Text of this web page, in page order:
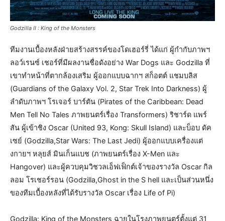
Godzilla II : King of the Monsters
ทีมงานเบื้องหลังฝ่ายสร้างสรรค์ของโดเฮอร์รี่ ได้แก่ ผู้กำกับภาพฯ
ลอว์เรนซ์ เชอร์ที่มีผลงานชื่อดังอย่าง War Dogs และ Godzilla ที่
เขาทำหน้าที่ตากล้องเสริม ผู้ออกแบบฉากฯ สก็อตต์ แชมบลิส
(Guardians of the Galaxy Vol. 2, Star Trek Into Darkness) ผู้
ลำดับภาพฯ โรเจอร์ บาร์ตัน (Pirates of the Caribbean: Dead
Men Tell No Tales ภาพยนตร์เรื่อง Transformers) ริชาร์ด แพร์
สัน ผู้เข้าชิง Oscar (United 93, Kong: Skull Island) และบ็อบ ดัค
เซย์ (Godzilla,Star Wars: The Last Jedi) ผู้ออกแบบเครื่องแต่
งกายฯ หลุยส์ มินเก็นแบช (ภาพยนตร์เรื่อง X-Men และ
Hangover) และผู้ควบคุมวิชวลเอ็ฟเฟ็กต์เจ้าของรางวัล Oscar กิล
ลอม โรเชอร์รอน (Godzilla,Ghost in the S hell และเป็นส่วนหนึ่ง
ของทีมเบื้องหลังที่ได้รับรางวัล Oscar เรื่อง Life of Pi)
Godzilla: King of the Monsters ฉายในโรงภาพยนตร์ตั้งแต่ 31